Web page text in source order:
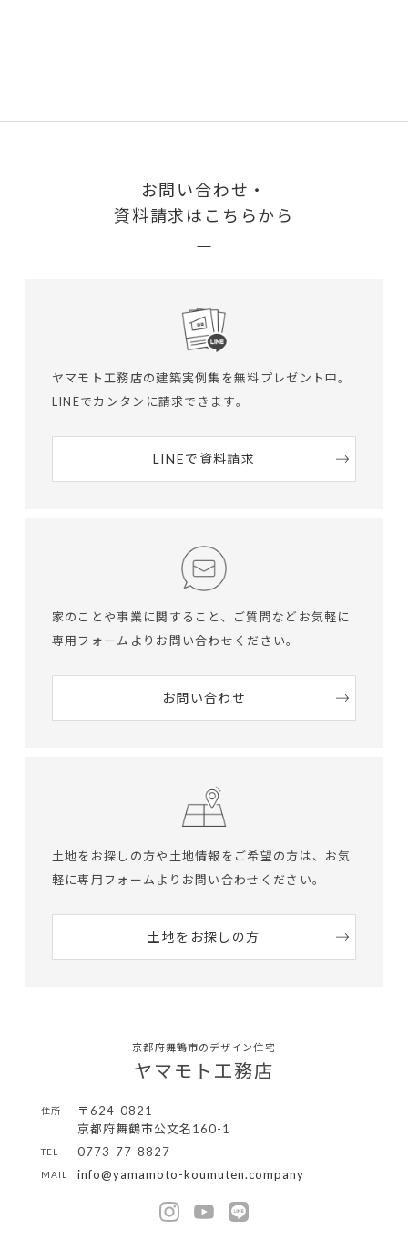
お問い合わせ・
資料請求はこちらから
ヤマモト工務店の建築実例集を無料プレゼント中。
LINEでカンタンに請求できます。
LINEで資料請求
家のことや事業に関すること、ご質問など お気軽に
専用フォームよりお問い合わせください。
お問い合わせ
土地をお探しの方や土地情報をご希望の方は、 お気
軽に専用フォームよりお問い合わせください。
土地をお探しの方
京都府舞鶴市のデザイン住宅
ヤマモト工務店
住所
〒624-0821
京都府舞鶴市公文名160-1
TEL 0773-77-8827
MAIL info@yamamoto-koumuten.company